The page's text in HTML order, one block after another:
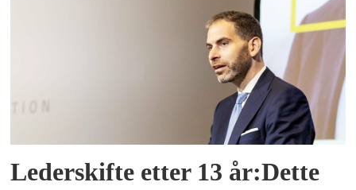
Lederskifte etter 13 år:Dette